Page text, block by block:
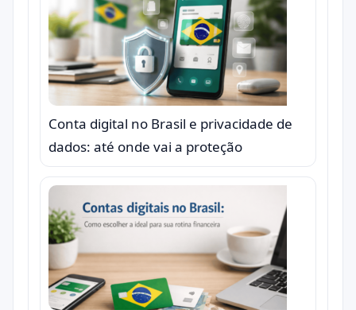
Conta digital no Brasil e privacidade de
dados: até onde vai a proteção